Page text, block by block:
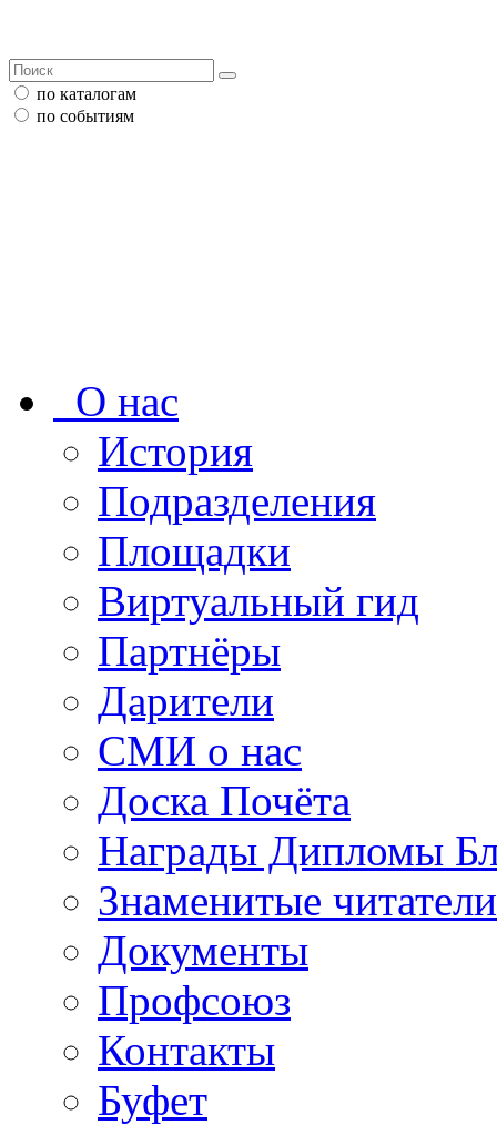
по каталогам
по событиям
О нас
История
Подразделения
Площадки
Виртуальный гид
Партнёры
Дарители
СМИ о нас
Доска Почёта
Награды Дипломы
Знаменитые
Документы
Профсоюз
Контакты
Буфет